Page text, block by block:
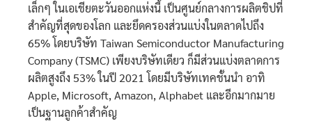
เล็กๆ ในเอเชียตะวันออกแห่งนี้ เป็นศูนย์กลางการผลิตชิปที่
สำคัญที่สุดของโลก และยึดครองส่วนแบ่งในตลาดไปถึง
65% โดยบริษัท Taiwan Semiconductor Manufacturing
Company (TSMC) เพียงบริษัทเดียว ก็มีส่วนแบ่งตลาดการ
ผลิตสูงถึง 53% ในปี 2021 โดยมีบริษัทเทคชั้นนำ อาทิ
Apple, Microsoft, Amazon, Alphabet และอีกมากมาย
เป็นฐานลูกค้าสำคัญ